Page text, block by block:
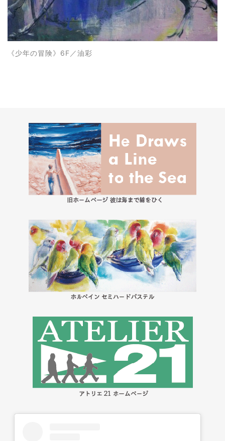
《少年の冒険》6F ／油彩